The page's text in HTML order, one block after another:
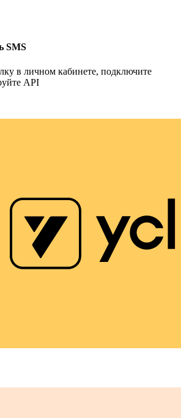
SMS
в личном кабинете, подключите
API